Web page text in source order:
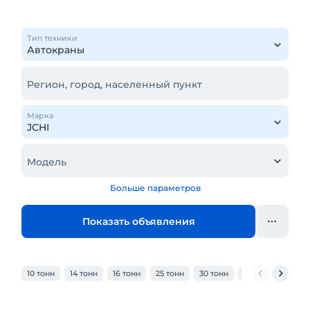
Тип техники
Регион, город, населенный пункт
Марка
Модель
Больше параметров
Показать объявления
10 тонн 14 тонн 16 тонн 25 тонн 30 тонн 32 тонн